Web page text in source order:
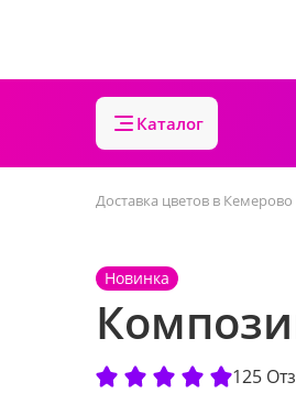
Каталог
Доставка цветов в Кемерово
Новинка
125